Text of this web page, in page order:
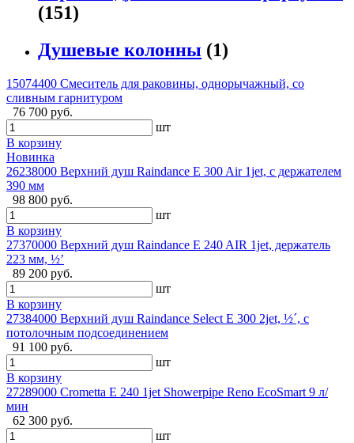
(151)
Душевые колонны (1)
15074400 Смеситель для раковины, однорычажный, со
сливным гарнитуром
76 700 руб.
шт
В корзину
Новинка
26238000 Верхний душ Raindance E 300 Air 1jet, с держателем
390 мм
98 800 руб.
шт
В корзину
27370000 Верхний душ Raindance E 240 AIR 1jet, держатель
223 мм, ½’
89 200 руб.
шт
В корзину
27384000 Верхний душ Raindance Select E 300 2jet, ½´, с
потолочным подсоединением
91 100 руб.
шт
В корзину
27289000 Crometta E 240 1jet Showerpipe Reno EcoSmart 9 л/
мин
62 300 руб.
шт